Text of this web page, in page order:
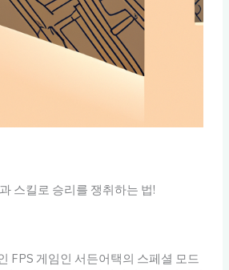
스킬로 승리를 쟁취하는 법!
FPS 게임인 서든어택의 스페셜 모드